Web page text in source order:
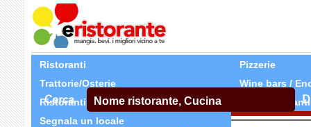
Ristoranti
Pizzerie
Trattorie/Osterie
Wine bars /
Ristoranti Etnici
Tutti Ristoranti
Segnala un locale
Cerca